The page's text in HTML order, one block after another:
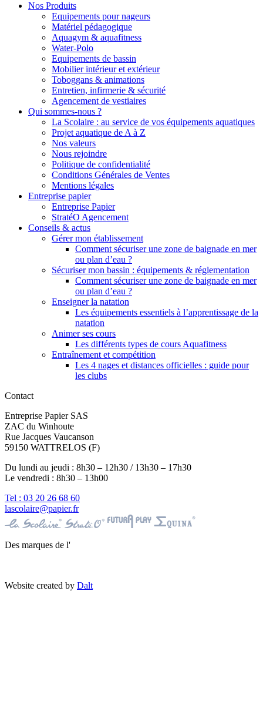
Nos Produits
Equipements pour nageurs
Matériel pédagogique
Aquagym & aquafitness
Water-Polo
Equipements de bassin
Mobilier intérieur et extérieur
Toboggans & animations
Entretien, infirmerie & sécurité
Agencement de vestiaires
Qui sommes-nous ?
La Scolaire : au service de vos équipements aquatiques
Projet aquatique de A à Z
Nos valeurs
Nous rejoindre
Politique de confidentialité
Conditions Générales de Ventes
Mentions légales
Entreprise papier
Entreprise Papier
StratéO Agencement
Conseils & actus
Gérer mon établissement
Comment sécuriser une zone de baignade en mer
ou plan d’eau ?
Sécuriser mon bassin : équipements & réglementation
Comment sécuriser une zone de baignade en mer
ou plan d’eau ?
Enseigner la natation
Les équipements essentiels à l’apprentissage de la
natation
Animer ses cours
Les différents types de cours Aquafitness
Entraînement et compétition
Les 4 nages et distances officielles : guide pour
les clubs
Contact
Entreprise Papier SAS
ZAC du Winhoute
Rue Jacques Vaucanson
59150 WATTRELOS (F)
Du lundi au jeudi : 8h30 – 12h30 / 13h30 – 17h30
Le vendredi : 8h30 – 13h00
Tel : 03 20 26 68 60
lascolaire@papier.fr
Des marques de l'
Website created by Dalt